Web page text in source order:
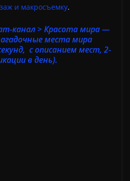
и макросъемку.
канал > Красота мира —
места мира
с описанием мест, 2-
в день).